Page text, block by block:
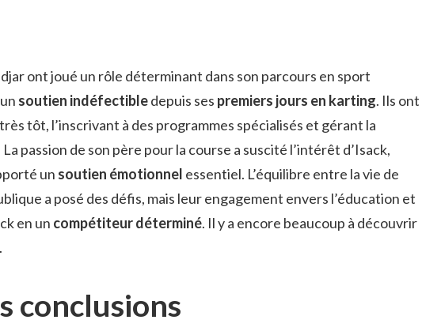
ont joué un rôle déterminant dans son parcours en sport
soutien indéfectibledepuis ses premiers jours en karting. Ils ont
tôt, l’inscrivant à des programmes spécialisés et gérant la
passion de son père pour la course a suscité l’intérêt d’Isack,
un soutien émotionnel essentiel. L’équilibre entre la vie de
a posé des défis, mais leur engagement envers l’éducation et
en un compétiteur déterminé. Il y a encore beaucoup à découvrir
conclusions